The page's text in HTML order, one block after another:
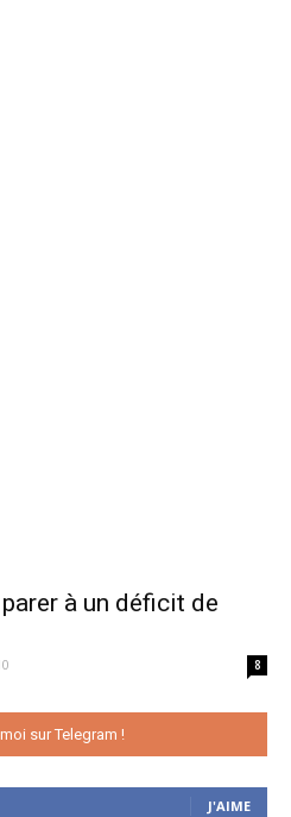
à un déficit de
8
sur Telegram !
J'AIME